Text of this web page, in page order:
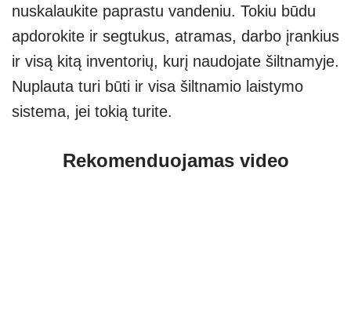
nuskalaukite paprastu vandeniu. Tokiu būdu
apdorokite ir segtukus, atramas, darbo įrankius
ir visą kitą inventorių, kurį naudojate šiltnamyje.
Nuplauta turi būti ir visa šiltnamio laistymo
sistema, jei tokią turite.
Rekomenduojamas video